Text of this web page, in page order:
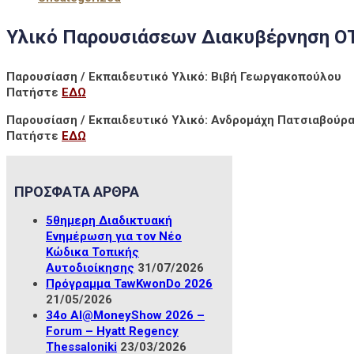
Υλικό Παρουσιάσεων Διακυβέρνηση
Παρουσίαση / Εκπαιδευτικό Υλικό: Βιβή Γεωργακοπούλου
Πατήστε ΕΔΩ
Παρουσίαση / Εκπαιδευτικό Υλικό: Ανδρομάχη Πατσιαβούρα
Πατήστε ΕΔΩ
ΠΡΟΣΦΑΤΑ ΑΡΘΡΑ
5θημερη Διαδικτυακή
Ενημέρωση για τον Νέο
Κώδικα Τοπικής
Αυτοδιοίκησης 31/07/2026
Πρόγραμμα TawKwonDo 2026
21/05/2026
34ο ΑΙ@MoneyShow 2026 –
Forum – Hyatt Regency
Thessaloniki 23/03/2026